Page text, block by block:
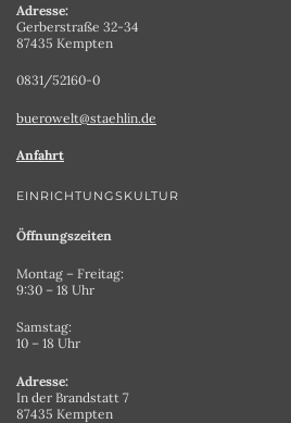
Adresse:
Gerberstraße 32-34
87435 Kempten
0831/52160-0
buerowelt@staehlin.de
Anfahrt
EINRICHTUNGSKULTUR
Öffnungszeiten
Montag – Freitag:
9:30 – 18 Uhr
Samstag:
10 – 18 Uhr
Adresse:
In der Brandstatt 7
87435 Kempten